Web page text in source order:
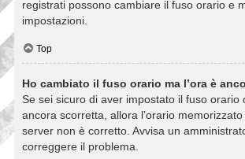
registrati possono cambiare il fuso orario e
impostazioni.
Top
Ho cambiato il fuso orario ma l’ora è
Se sei sicuro di aver impostato il fuso orario
ancora scorretta, allora l’orario memorizzato
server non è corretto. Avvisa un
correggere il problema.